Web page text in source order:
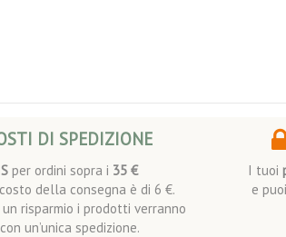
DI SPEDIZIONE
per ordini sopra i 35 €
della consegna è di 6 €.
risparmio i prodotti verranno
un’unica spedizione.
I tuoi
e puoi